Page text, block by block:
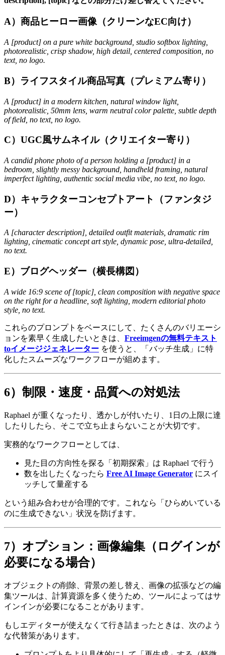
A）商品ヒーロー画像（クリーンなEC向け）
A [product] on a pure white background, studio softbox lighting,
photorealistic, crisp shadow, high detail, centered composition, no
text, no logo.
B）ライフスタイル商品写真（プレミアム寄り）
A [product] in a modern kitchen, natural window light,
photorealistic, 50mm lens, warm neutral color palette, subtle depth
of field, no text, no logo.
C）UGC風サムネイル（クリエイター寄り）
A candid phone photo of a person holding a [product] in a
bedroom, slightly messy background, handheld framing, natural
imperfect lighting, authentic social media vibe, no text, no logo.
D）キャラクターコンセプトアート（ファンタジ
ー）
A [character description], detailed outfit materials, dramatic rim
lighting, cinematic concept art style, dynamic pose, ultra-detailed,
no text.
E）ブログヘッダー（横長構図）
A wide 16:9 scene of [topic], clean composition with negative space
on the right for a headline, soft lighting, modern editorial photo
style, no text.
これらのプロンプトをベースにして、たくさんのバリエーシ
ョンを素早く生成したいときは、 Freeimgenの無料テキスト
toイメージジェネレーター を使うと、「バッチ生成」に特
化したスムーズなワークフローが組めます。
6）制限・速度・品質への対処法
Raphael が重くなったり、透かしが付いたり、1日の上限に達
したりしたら、そこで立ち止まらないことが大切です。
実務的なワークフローとしては、
見た目の方向性を探る「初期探索」は Raphael で行う
数を出したくなったら Free AI Image Generator にスイ
ッチして量産する
という組み合わせが合理的です。これなら「ひらめいている
のに生成できない」状況を防げます。
7）オプション：画像編集（ログインが
必要になる場合）
オブジェクトの削除、背景の差し替え、画像の拡張などの編
集ツールは、計算資源を多く使うため、ツールによってはサ
インインが必要になることがあります。
もしエディターが使えなくて行き詰まったときは、次のよう
な代替策があります。